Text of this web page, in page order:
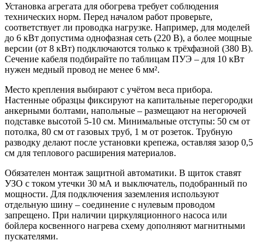
Установка агрегата для обогрева требует соблюдения
технических норм. Перед началом работ проверьте,
соответствует ли проводка нагрузке. Например, для моделей
до 6 кВт допустима однофазная сеть (220 В), а более мощные
версии (от 8 кВт) подключаются только к трёхфазной (380 В).
Сечение кабеля подбирайте по таблицам ПУЭ – для 10 кВт
нужен медный провод не менее 6 мм².
Место крепления выбирают с учётом веса прибора.
Настенные образцы фиксируют на капитальные перегородки
анкерными болтами, напольные – размещают на негорючей
подставке высотой 5-10 см. Минимальные отступы: 50 см от
потолка, 80 см от газовых труб, 1 м от розеток. Трубную
разводку делают после установки крепежа, оставляя зазор 0,5
см для теплового расширения материалов.
Обязателен монтаж защитной автоматики. В щиток ставят
УЗО с током утечки 30 мА и выключатель, подобранный по
мощности. Для подключения заземления используют
отдельную шину – соединение с нулевым проводом
запрещено. При наличии циркуляционного насоса или
бойлера косвенного нагрева схему дополняют магнитными
пускателями.